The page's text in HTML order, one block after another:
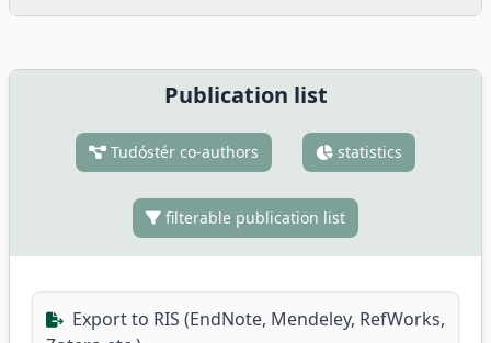
Publication list
Tudóstér co-authors statistics
filterable publication list
Export to RIS (EndNote, Mendeley, RefWorks,